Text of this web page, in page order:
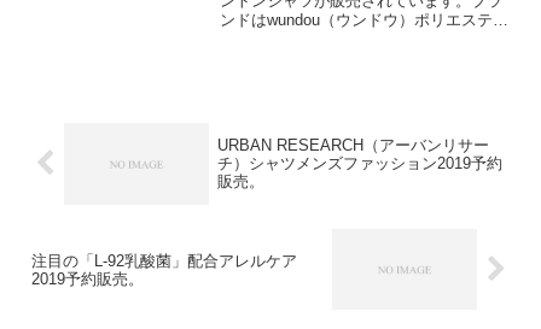
練習着
ンドはwundou（ウンドウ）ポリエステル
URBAN RESEARCH（アーバンリサー
チ）シャツメンズファッション2019予約
販売。
注目の「L-92乳酸菌」配合アレルケア
2019予約販売。